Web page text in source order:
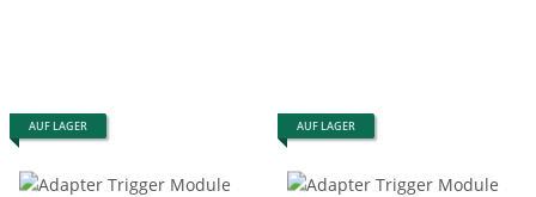
AUF LAGER AUF LAGER